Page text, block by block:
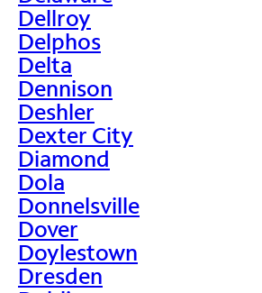
Dellroy
Delphos
Delta
Dennison
Deshler
Dexter City
Diamond
Dola
Donnelsville
Dover
Doylestown
Dresden